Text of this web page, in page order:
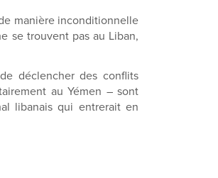
manière inconditionnelle
se trouvent pas au Liban,
déclencher des conflits
au Yémen – sont
libanais qui entrerait en